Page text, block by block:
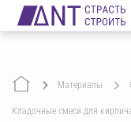
Материалы
кладочные смеси для